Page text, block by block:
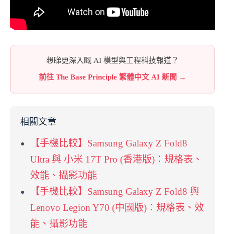
想睇更深入嘅 AI 模型與工程科技報道？
前往 The Base Principle 繁體中文 AI 新聞 →
相關文章
【手機比較】Samsung Galaxy Z Fold8
Ultra 與 小米 17T Pro (香港版)：規格表、
效能、攝影功能
【手機比較】Samsung Galaxy Z Fold8 與
Lenovo Legion Y70 (中國版)：規格表、效
能、攝影功能